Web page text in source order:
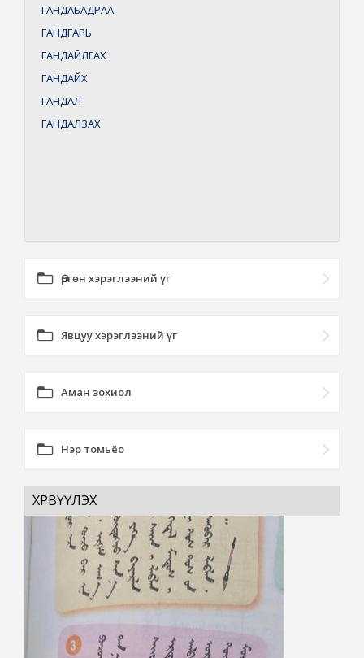
ГАНДАБАДРАА
ГАНДГАРЬ
ГАНДАЙЛГАХ
ГАНДАЙХ
ГАНДАЛ
ГАНДАЛЗАХ
Өргөн хэрэглээний үг
Явцуу хэрэглээний үг
Аман зохиол
Нэр томьёо
ХӨРВҮҮЛЭХ